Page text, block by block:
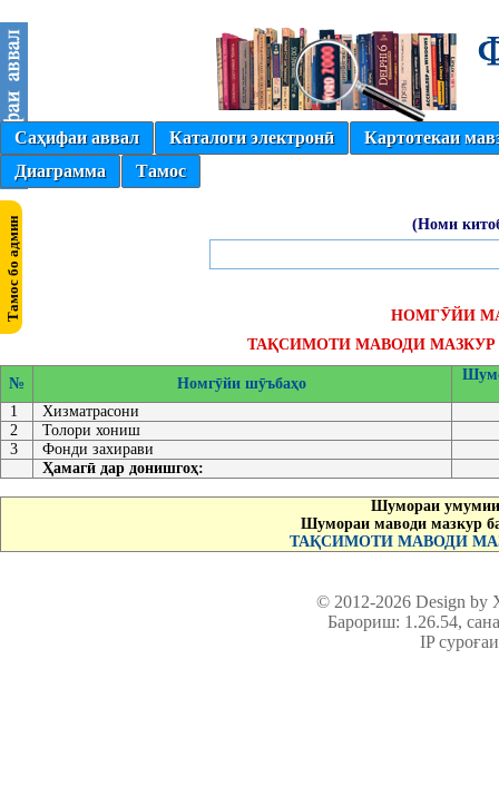
Саҳифаи аввал Каталоги электронӣ
Картотекаи
Диаграмма
Тамос
(Номи
НОМГӮЙИ
ТАҚСИМОТИ МАВОДИ
№ Номгӯйи шӯъбаҳо
1
Хизматрасони
2
Толори хониш
3
Фонди захирави
Ҳамагӣ дар донишгоҳ:
Шумораи умумии
Шумораи маводи мазкур
ТАҚСИМОТИ МАВОДИ
© 2012-2026 Design
Барориш: 1.26.54,
IP